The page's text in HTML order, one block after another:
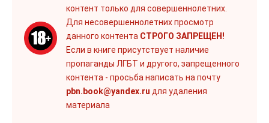
контент только для совершеннолетних.
Для несовершеннолетних просмотр
данного контента СТРОГО ЗАПРЕЩЕН!
Если в книге присутствует наличие
пропаганды ЛГБТ и другого, запрещенного
контента - просьба написать на почту
pbn.book@yandex.ru для удаления
материала